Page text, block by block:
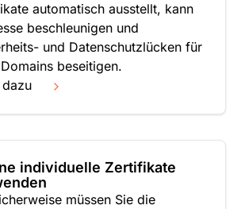
automatisch ausstellt, kann
beschleunigen und
und Datenschutzlücken für
beseitigen.
individuelle Zertifikate
müssen Sie die